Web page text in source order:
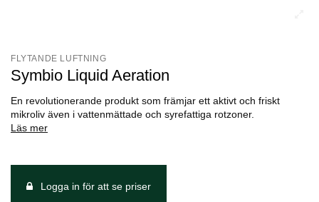
FLYTANDE LUFTNING
Symbio Liquid Aeration
En revolutionerande produkt som främjar ett aktivt och friskt
mikroliv även i vattenmättade och syrefattiga rotzoner.
Läs mer
Logga in för att se priser